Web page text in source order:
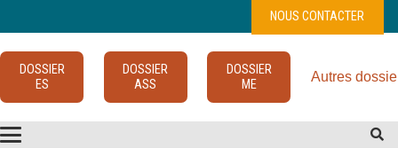
NOUS CONTACTER
DOSSIER
ES
DOSSIER
ASS
DOSSIER
ME
Autres